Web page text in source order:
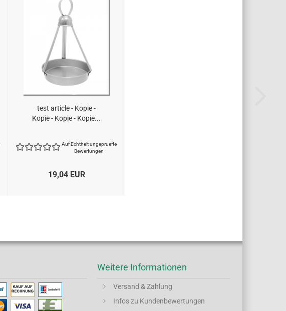
test article - Kopie -
Kopie - Kopie - Kopie...
Auf Echtheit ungepruefte
Bewertungen
19,04 EUR
Weitere Informationen
Versand & Zahlung
Infos zu Kundenbewertungen